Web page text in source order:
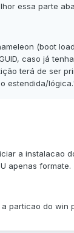
essa parte
(boot
caso já
terá de ser
estendida/
a instalacao
apenas formate.
particao do win